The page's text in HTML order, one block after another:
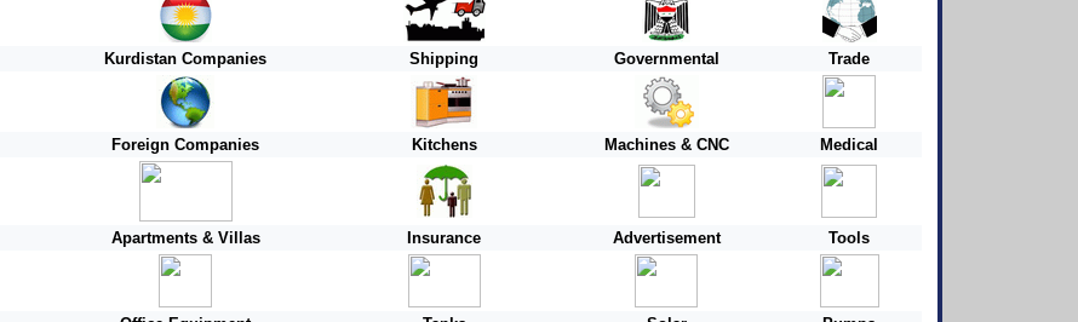
Kurdistan Companies Shipping Governmental Trade
Foreign Companies Kitchens Machines & CNC Medical
Apartments & Villas Insurance Advertisement Tools